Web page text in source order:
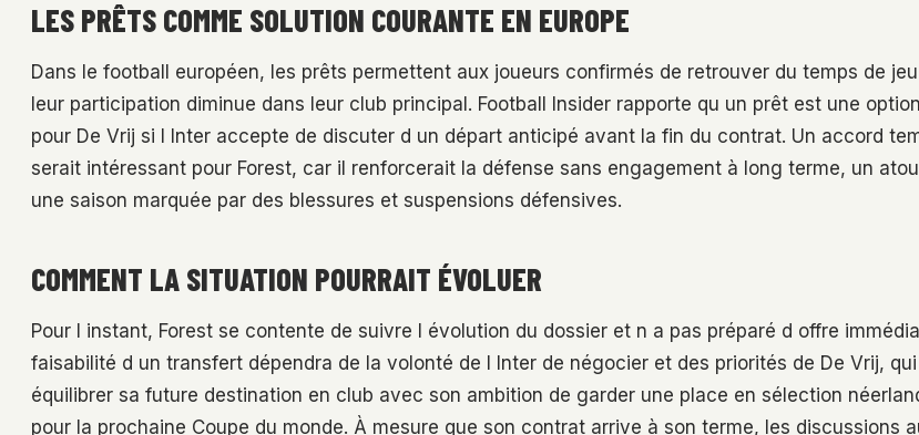
LES PRÊTS COMME SOLUTION COURANTE EN EUROPE
Dans le football européen, les prêts permettent aux joueurs confirmés de retrouver du temps de
leur participation diminue dans leur club principal. Football Insider rapporte qu un prêt est une
pour De Vrij si l Inter accepte de discuter d un départ anticipé avant la fin du contrat. Un accord
serait intéressant pour Forest, car il renforcerait la défense sans engagement à long terme, un
une saison marquée par des blessures et suspensions défensives.
COMMENT LA SITUATION POURRAIT ÉVOLUER
Pour l instant, Forest se contente de suivre l évolution du dossier et n a pas préparé d offre
faisabilité d un transfert dépendra de la volonté de l Inter de négocier et des priorités de De Vrij,
équilibrer sa future destination en club avec son ambition de garder une place en sélection
pour la prochaine Coupe du monde. À mesure que son contrat arrive à son terme, les discussions